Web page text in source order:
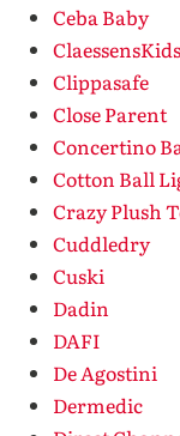
Ceba Baby
Clippasafe
Close Parent
Concertino
Cotton Ball
Crazy Plush
Cuddledry
Cuski
Dadin
DAFI
De Agostini
Dermedic